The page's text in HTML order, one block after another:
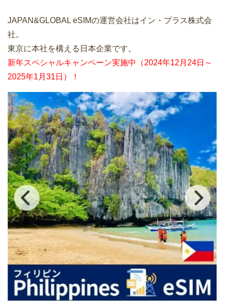
JAPAN&GLOBAL eSIMの運営会社はイン・プラス株式会
社。
東京に本社を構える日本企業です。
新年スペシャルキャンペーン実施中（2024年12月24日～
2025年1月31日）！